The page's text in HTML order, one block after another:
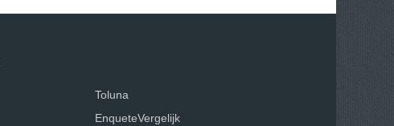
Toluna
EnqueteVergelijk